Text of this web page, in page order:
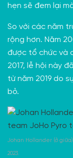
hẹn sẽ đem lại
So với các năm
rộng hơn. Năm
được tổ chức và
2017, lễ hội này
từ năm 2019 do
bỏ.
Johan Hollander (ở
2023.